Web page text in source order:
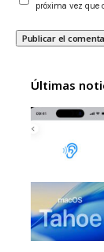
próxima vez que
Últimas